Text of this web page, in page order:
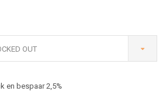
OUT
en bespaar 2,5%